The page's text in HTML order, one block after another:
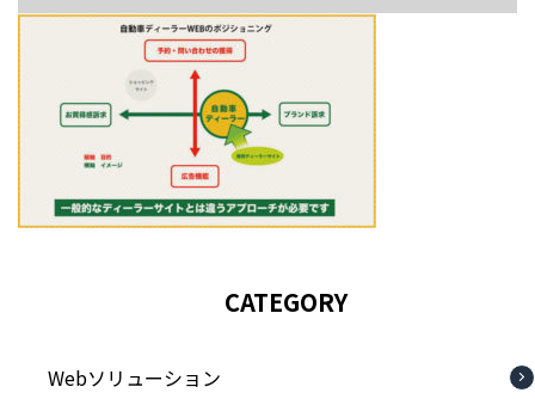
CATEGORY
Webソリューション